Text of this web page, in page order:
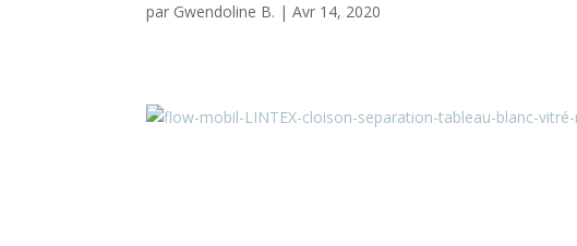
par Gwendoline B. |Avr 14, 2020